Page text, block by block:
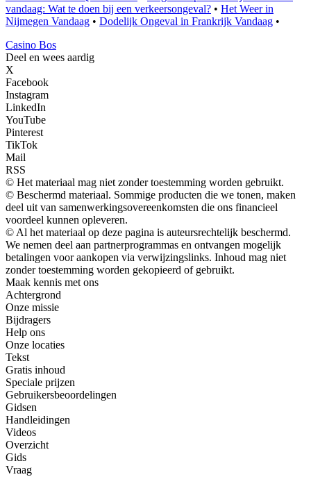
vandaag: Wat te doen bij een verkeersongeval? • Het Weer in
Nijmegen Vandaag • Dodelijk Ongeval in Frankrijk Vandaag •
Casino Bos
Deel en wees aardig
X
Facebook
Instagram
LinkedIn
YouTube
Pinterest
TikTok
Mail
RSS
© Het materiaal mag niet zonder toestemming worden gebruikt.
© Beschermd materiaal. Sommige producten die we tonen, maken
deel uit van samenwerkingsovereenkomsten die ons financieel
voordeel kunnen opleveren.
© Al het materiaal op deze pagina is auteursrechtelijk beschermd.
We nemen deel aan partnerprogrammas en ontvangen mogelijk
betalingen voor aankopen via verwijzingslinks. Inhoud mag niet
zonder toestemming worden gekopieerd of gebruikt.
Maak kennis met ons
Achtergrond
Onze missie
Bijdragers
Help ons
Onze locaties
Tekst
Gratis inhoud
Speciale prijzen
Gebruikersbeoordelingen
Gidsen
Handleidingen
Videos
Overzicht
Gids
Vraag